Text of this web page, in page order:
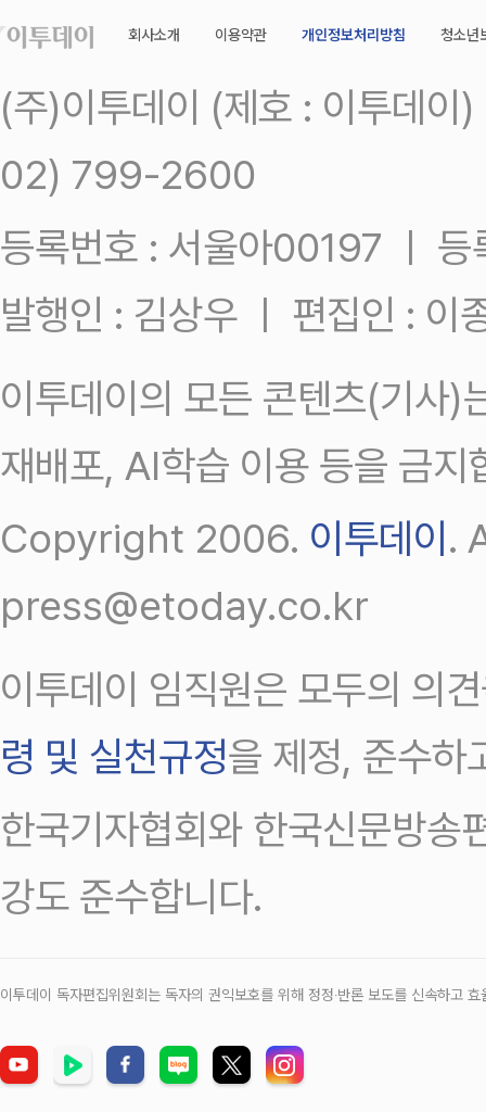
회사소개 이용약관 개인정보처리방침 청소년
(주)이투데이 (제호 : 이투데
02) 799-2600
등록번호 : 서울아00197 ㅣ
발행인 : 김상우 ㅣ 편집인 : 이
이투데이의 모든 콘텐츠(기사)
재배포, AI학습 이용 등을 금지
Copyright 2006. 이투데이.
press@etoday.co.kr
이투데이 임직원은 모두의 의
령 및 실천규정을 제정, 준수하
한국기자협회와 한국신문방송
강도 준수합니다.
이투데이 독자편집위원회는 독자의 권익보호를 위해 정정‧반론 보도를 신속하고